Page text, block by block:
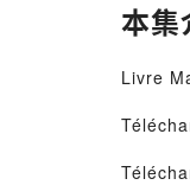
本集
Livre